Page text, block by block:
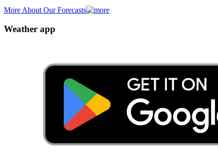
More About Our Forecasts
Weather app